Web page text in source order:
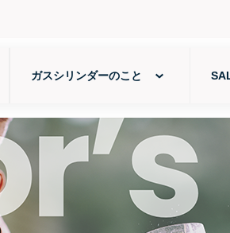
ガスシリンダーのこと